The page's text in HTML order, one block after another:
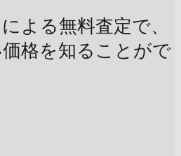
よる無料査定で、
格を知ることがで